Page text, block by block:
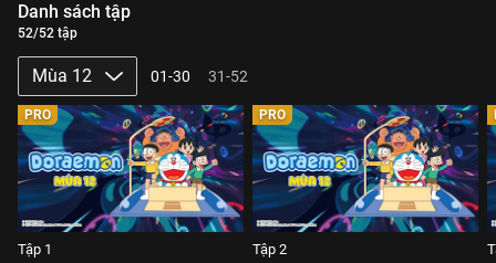
Danh sách tập
52/52 tập
Mùa 12 01-30 31-52
PRO
Tập 1
PRO
Tập 2